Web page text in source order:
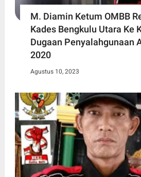
M. Diamin Ketum OMBB
Kades Bengkulu Utara Ke
Dugaan Penyalahgunaan
2020
Agustus 10, 2023